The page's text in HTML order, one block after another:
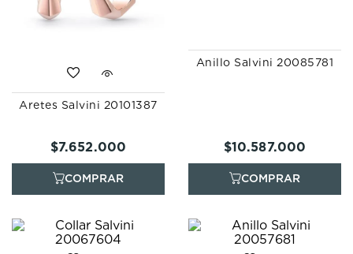
Aretes Salvini 20101387
$7.652.000
Anillo Salvini 20085781
$10.587.000